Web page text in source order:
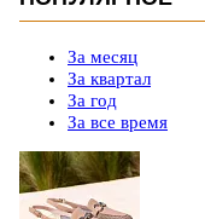
За месяц
За квартал
За год
За все время